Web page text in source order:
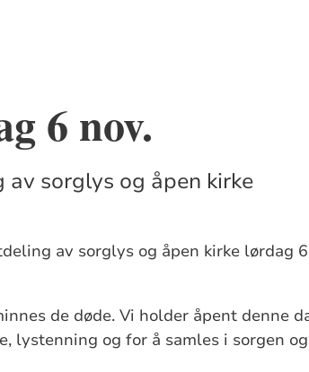
6 nov.
sorglys og åpen kirke
av sorglys og åpen kirke lørdag
de døde. Vi holder åpent denne
lystenning og for å samles i sorgen